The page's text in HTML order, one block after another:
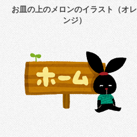
お皿の上のメロンのイラスト（オレ
ンジ）